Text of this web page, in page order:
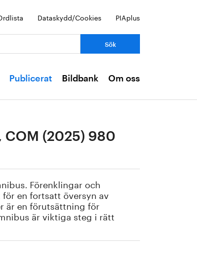
Dataskydd/Cookies PIAplus
Publicerat Bildbank Om oss
(2025) 980
Förenklingar och
en fortsatt översyn av
är en förutsättning för
är viktiga steg i rätt